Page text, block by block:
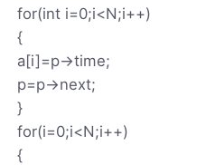
for(int i=0;i<N;i++)
{
a[i]=p->time;
p=p->next;
}
for(i=0;i<N;i++)
{